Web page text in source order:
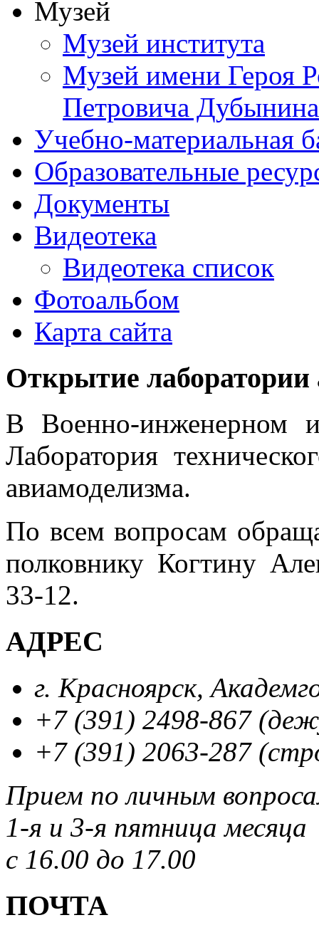
Музей
Музей института
Музей имени Героя
Петровича Дубынина
Учебно-материальная
Образовательные
Документы
Видеотека
Видеотека список
Фотоальбом
Карта сайта
Открытие лаборатории
В Военно-инженерном
Лаборатория
авиамоделизма.
По всем вопросам
полковнику Когтину
33-12.
АДРЕС
г. Красноярск,
+7 (391) 2498-867
+7 (391) 2063-287
Прием по личным
1-я и 3-я пятница месяца
с 16.00 до 17.00
ПОЧТА